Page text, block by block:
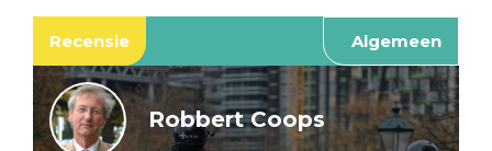
Recensie Algemeen
Robbert Coops